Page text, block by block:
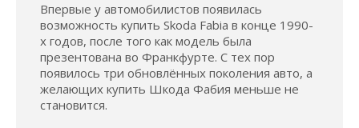
Впервые у автомобилистов появилась
возможность купить Skoda Fabia в конце 1990-
х годов, после того как модель была
презентована во Франкфурте. С тех пор
появилось три обновлённых поколения авто, а
желающих купить Шкода Фабия меньше не
становится.